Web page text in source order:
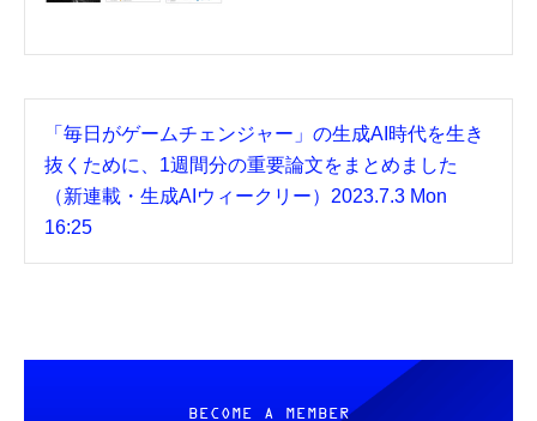
「毎日がゲームチェンジャー」の生成AI時代を生き
抜くために、1週間分の重要論文をまとめました
（新連載・生成AIウィークリー） 2023.7.3 Mon
16:25
BECOME A MEMBER